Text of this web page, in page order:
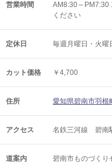
営業時間
AM8:30～PM7:30
ください
定休日 毎週月曜日・火
カット価格 ￥4,700
住所 愛知県碧南市羽根
アクセス 名鉄三河線 碧南
道案内 碧南市ものづくり